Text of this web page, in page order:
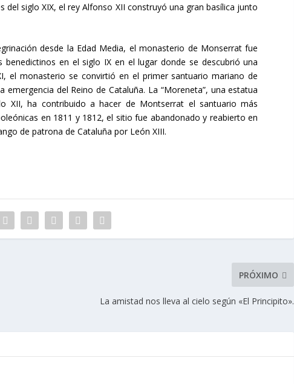
del siglo XIX, el rey Alfonso XII construyó una gran basílica junto
desde la Edad Media, el monasterio de Monserrat fue
en el siglo IX en el lugar donde se descubrió una
el monasterio se convirtió en el primer santuario mariano de
del Reino de Cataluña. La “Moreneta”, una estatua
XII, ha contribuido a hacer de Montserrat el santuario más
en 1811 y 1812, el sitio fue abandonado y reabierto en
de patrona de Cataluña por León XIII.
PRÓXIMO
La amistad nos lleva al cielo según «El Principito».